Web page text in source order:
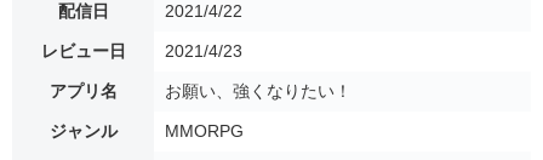
配信日 2021/4/22
レビュー日 2021/4/23
アプリ名 お願い、強くなりたい！
ジャンル MMORPG